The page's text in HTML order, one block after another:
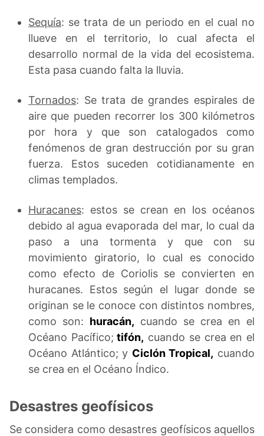
Sequía: se trata de un periodo en el cual no
llueve en el territorio, lo cual afecta el
desarrollo normal de la vida del ecosistema.
Esta pasa cuando falta la lluvia.
Tornados: Se trata de grandes espirales de
aire que pueden recorrer los 300 kilómetros
por hora y que son catalogados como
fenómenos de gran destrucción por su gran
fuerza. Estos suceden cotidianamente en
climas templados.
Huracanes: estos se crean en los océanos
debido al agua evaporada del mar, lo cual da
paso a una tormenta y que con su
movimiento giratorio, lo cual es conocido
como efecto de Coriolis se convierten en
huracanes. Estos según el lugar donde se
originan se le conoce con distintos nombres,
como son: huracán, cuando se crea en el
Océano Pacífico; tifón, cuando se crea en el
Océano Atlántico; y Ciclón Tropical, cuando
se crea en el Océano Índico.
Desastres geofísicos
Se considera como desastres geofísicos aquellos